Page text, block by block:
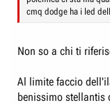
cmq dodge ha i led
Non so a chi ti
Al limite faccio
benissimo stellantis